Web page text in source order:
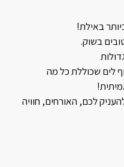
באילת!
בשוק.
לים שכוללת כל מה
לכם, האורחים, חוויה